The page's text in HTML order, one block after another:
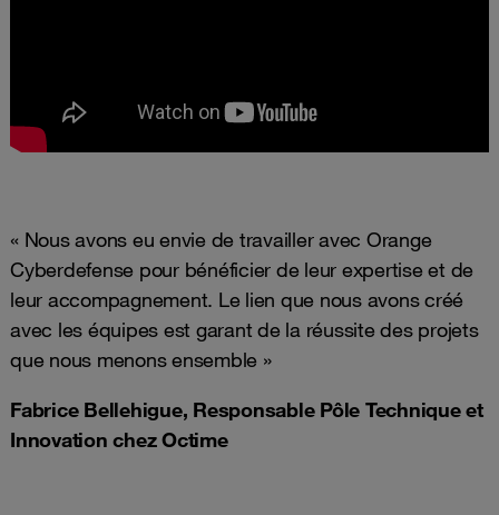
« Nous avons eu envie de travailler avec Orange
Cyberdefense pour bénéficier de leur expertise et de
leur accompagnement. Le lien que nous avons créé
avec les équipes est garant de la réussite des projets
que nous menons ensemble »
Fabrice Bellehigue, Responsable Pôle Technique et
Innovation chez Octime